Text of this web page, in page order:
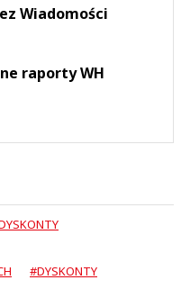
Wiadomości
raporty WH
#DYSKONTY